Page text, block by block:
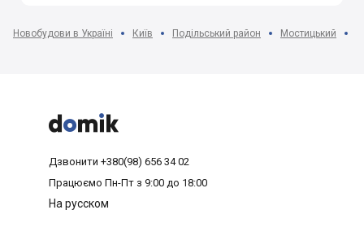
Новобудови в Україні Київ Подільський район Мостицький



Дзвонити +380(98) 656 34 02
Працюємо Пн-Пт з 9:00 до 18:00
На русском